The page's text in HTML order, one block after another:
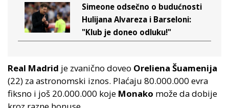
Simeone odsečno o budućnosti
Hulijana Alvareza i Barseloni:
"Klub je doneo odluku!"
Real Madrid je zvanično doveo Oreliena Šuamenija
(22) za astronomski iznos. Plaćaju 80.000.000 evra
fiksno i još 20.000.000 koje Monako može da dobije